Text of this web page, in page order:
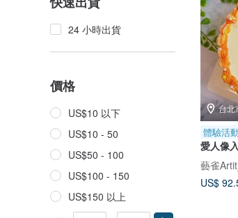
24 小時出貨
價格
US$10 以下
US$10 - 50
US$50 - 100
US$100 - 150
US$150 以上
台北
體驗活動
愛人像
藝雀
US$